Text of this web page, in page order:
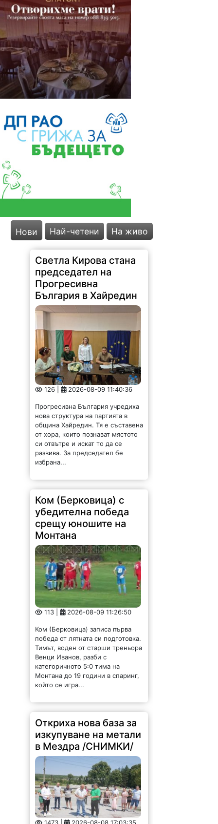
Нови Най-четени На живо
Светла Кирова стана
председател на
Прогресивна
България в Хайредин
126 | 2026-08-09 11:40:36
Прогресивна България учредиха
нова структура на партията в
община Хайредин. Тя е съставена
от хора, които познават мястото
си отвътре и искат то да се
развива. За председател бе
избрана...
Ком (Берковица) с
убедителна победа
срещу юношите на
Монтана
113 | 2026-08-09 11:26:50
Ком (Берковица) записа първа
победа от лятната си подготовка.
Тимът, воден от старши треньора
Венци Иванов, разби с
категоричното 5:0 тима на
Монтана до 19 години в спаринг,
който се игра...
Откриха нова база за
изкупуване на метали
в Мездра /СНИМКИ/
1473 | 2026-08-08 17:03:35